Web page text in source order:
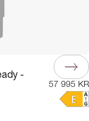
-
57 995 KR